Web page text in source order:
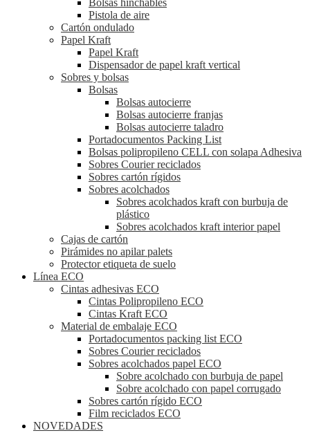
Bolsas hinchables
Pistola de aire
Cartón ondulado
Papel Kraft
Papel Kraft
Dispensador de papel kraft vertical
Sobres y bolsas
Bolsas
Bolsas autocierre
Bolsas autocierre franjas
Bolsas autocierre taladro
Portadocumentos Packing List
Bolsas polipropileno CELL con solapa Adhesiva
Sobres Courier reciclados
Sobres cartón rígidos
Sobres acolchados
Sobres acolchados kraft con burbuja de
plástico
Sobres acolchados kraft interior papel
Cajas de cartón
Pirámides no apilar palets
Protector etiqueta de suelo
Línea ECO
Cintas adhesivas ECO
Cintas Polipropileno ECO
Cintas Kraft ECO
Material de embalaje ECO
Portadocumentos packing list ECO
Sobres Courier reciclados
Sobres acolchados papel ECO
Sobre acolchado con burbuja de papel
Sobre acolchado con papel corrugado
Sobres cartón rígido ECO
Film reciclados ECO
NOVEDADES